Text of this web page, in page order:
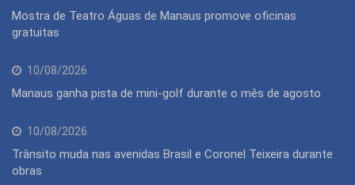
Mostra de Teatro Águas de Manaus promove oficinas
gratuitas
10/08/2026
Manaus ganha pista de mini-golf durante o mês de agosto
10/08/2026
Trânsito muda nas avenidas Brasil e Coronel Teixeira durante
obras